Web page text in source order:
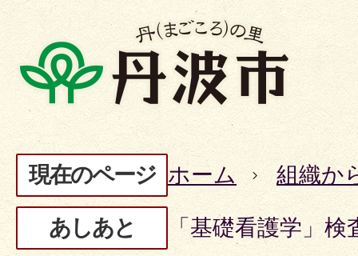
現在のページ ホーム 組織か
あしあと 「基礎看護学」検